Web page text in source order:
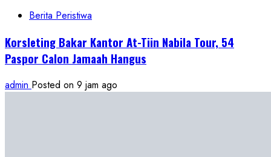
Berita Peristiwa
Korsleting Bakar Kantor At-Tiin Nabila Tour, 54
Paspor Calon Jamaah Hangus
admin Posted on 9 jam ago